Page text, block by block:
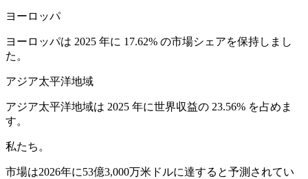
ヨーロッパ
ヨーロッパは 2025 年に 17.62% の市場シェアを保持しまし
た。
アジア太平洋地域
アジア太平洋地域は 2025 年に世界収益の 23.56% を占めま
す。
私たち。
市場は2026年に53億3,000万米ドルに達すると予測されてい